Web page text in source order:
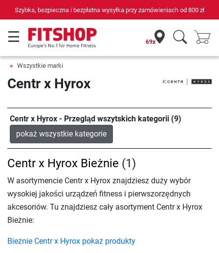
od800 zł 69 sklepów fitness i 75 własnych techników
69x
Wszystkie marki
Centr x Hyrox
Centr x Hyrox - Przegląd wszytskich kategorii (9)
pokaż wszystkie kategorie
Centr x Hyrox Bieżnie (1)
W asortymencie Centr x Hyrox znajdziesz duży wybór
wysokiej jakości urządzeń fitness i pierwszorzędnych
akcesoriów. Tu znajdziesz cały asortyment Centr x Hyrox
Bieżnie:
Bieżnie Centr x Hyrox pokaż produkty